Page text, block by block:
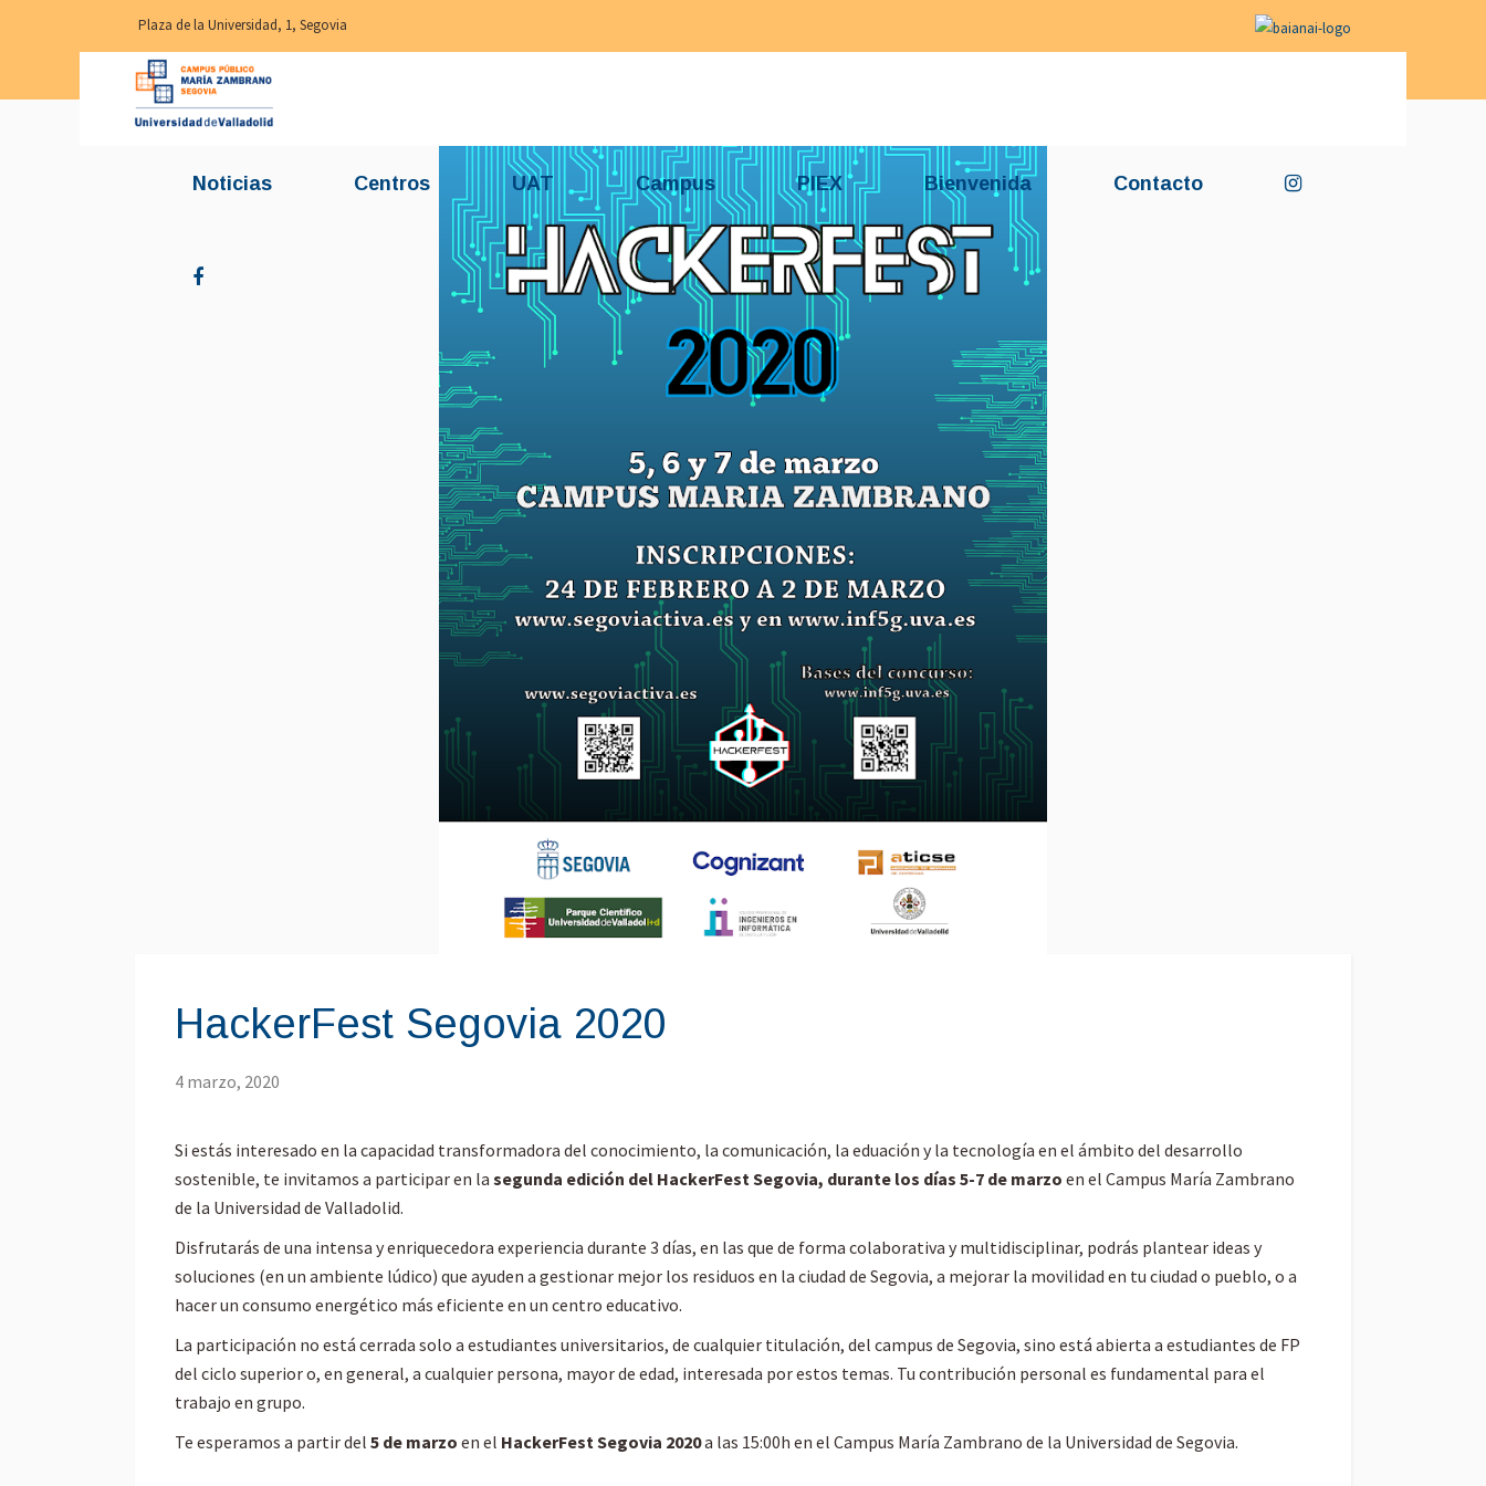
Plaza de la Universidad, 1, Segovia
Noticias Centros UAT Campus PIEX Bienvenida Contacto
HackerFest Segovia 2020
4 marzo, 2020
Si estás interesado en la capacidad transformadora del conocimiento, la comunicación, la eduación y la tecnología en el ámbito del desarrollo
sostenible, te invitamos a participar en la segunda edición del HackerFest Segovia, durante los días 5-7 de marzo en el Campus María Zambrano
de la Universidad de Valladolid.
Disfrutarás de una intensa y enriquecedora experiencia durante 3 días, en las que de forma colaborativa y multidisciplinar, podrás plantear ideas y
soluciones (en un ambiente lúdico) que ayuden a gestionar mejor los residuos en la ciudad de Segovia, a mejorar la movilidad en tu ciudad o pueblo, o a
hacer un consumo energético más eficiente en un centro educativo.
La participación no está cerrada solo a estudiantes universitarios, de cualquier titulación, del campus de Segovia, sino está abierta a estudiantes de FP
del ciclo superior o, en general, a cualquier persona, mayor de edad, interesada por estos temas. Tu contribución personal es fundamental para el
trabajo en grupo.
Te esperamos a partir del 5 de marzo en el HackerFest Segovia 2020a las 15:00h en el Campus María Zambrano de la Universidad de Segovia.